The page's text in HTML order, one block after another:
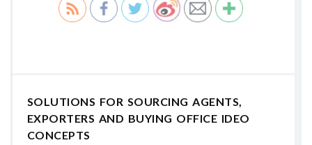
SOLUTIONS FOR SOURCING AGENTS,
EXPORTERS AND BUYING OFFICE IDEO
CONCEPTS